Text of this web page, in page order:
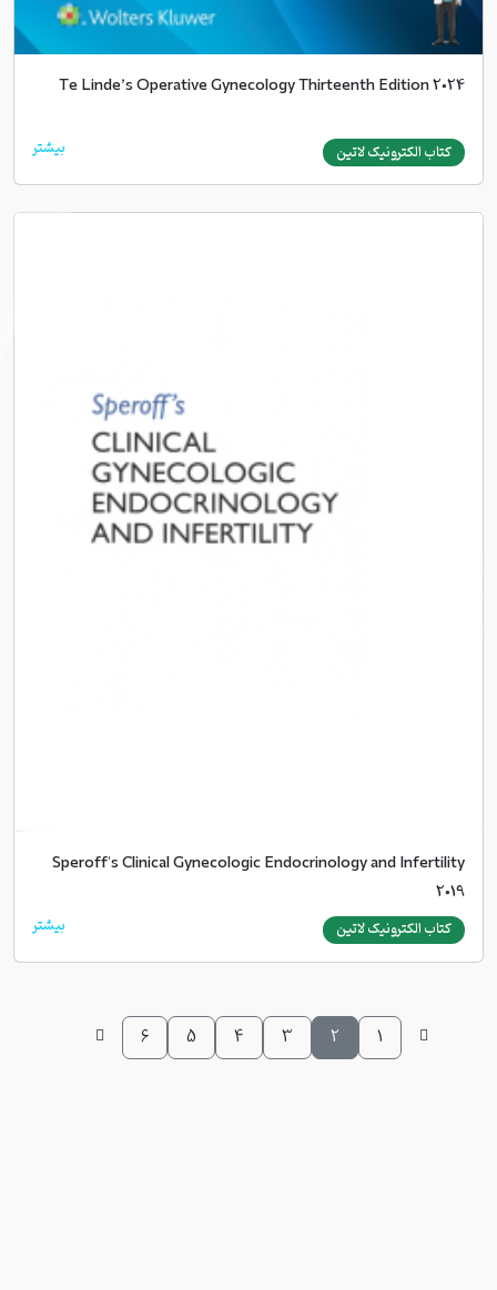
Te Linde’s Operative Gynecology Thirteenth Edition 2024
کتاب الکترونیک لاتین بیشتر
Speroff's Clinical Gynecologic Endocrinology and Infertility
2019
کتاب الکترونیک لاتین بیشتر
1
2
3
4
5
6